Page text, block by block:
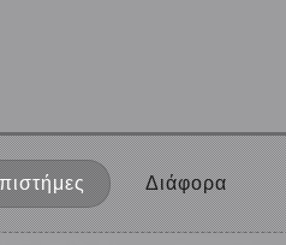
Διάφορα